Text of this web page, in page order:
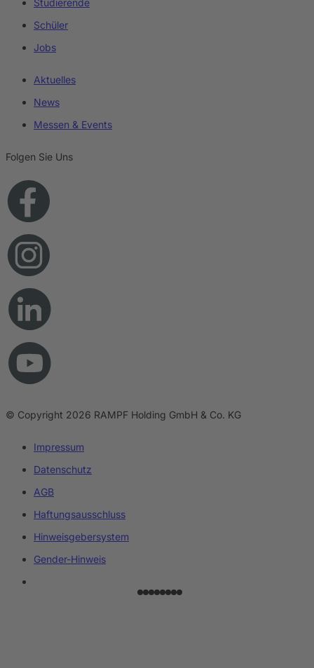
Studierende
Schüler
Jobs
Aktuelles
News
Messen & Events
Folgen Sie Uns
© Copyright 2026 RAMPF Holding GmbH & Co. KG
Impressum
Datenschutz
AGB
Haftungsausschluss
Hinweisgebersystem
Gender-Hinweis